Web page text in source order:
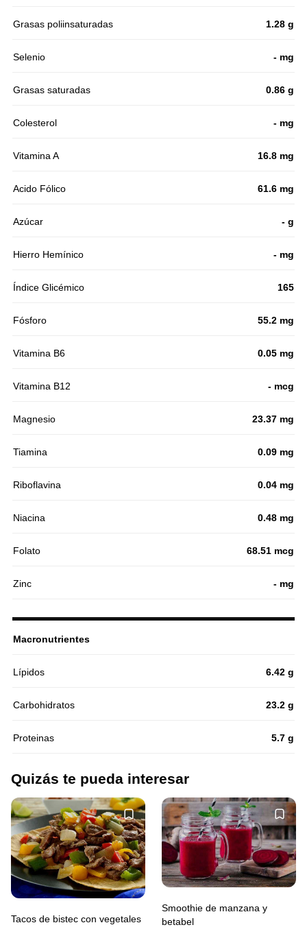
Grasas poliinsaturadas 1.28 g
Selenio - mg
Grasas saturadas 0.86 g
Colesterol - mg
Vitamina A 16.8 mg
Acido Fólico 61.6 mg
Azúcar - g
Hierro Hemínico - mg
Índice Glicémico 165
Fósforo 55.2 mg
Vitamina B6 0.05 mg
Vitamina B12 - mcg
Magnesio 23.37 mg
Tiamina 0.09 mg
Riboflavina 0.04 mg
Niacina 0.48 mg
Folato 68.51 mcg
Zinc - mg
Macronutrientes
Lípidos 6.42 g
Carbohidratos 23.2 g
Proteinas 5.7 g
Quizás te pueda interesar
Tacos de bistec con vegetales
Smoothie de manzana y
betabel